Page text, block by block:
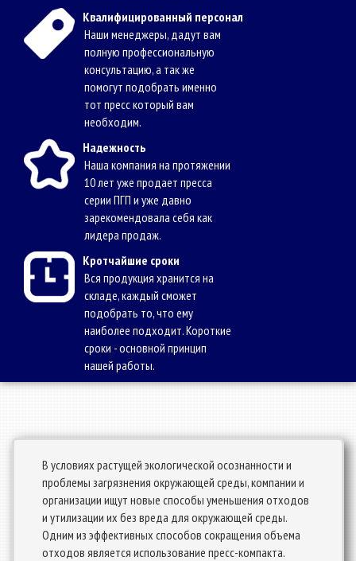
Квалифицированный персонал
Наши менеджеры, дадут вам
полную профессиональную
консультацию, а так же
помогут подобрать именно
тот пресс который вам
необходим.
Надежность
Наша компания на протяжении
10 лет уже продает пресса
серии ПГП и уже давно
зарекомендовала себя как
лидера продаж.
Кротчайшие сроки
Вся продукция хранится на
складе, каждый сможет
подобрать то, что ему
наиболее подходит. Короткие
сроки - основной принцип
нашей работы.
В условиях растущей экологической осознанности и
проблемы загрязнения окружающей среды, компании и
организации ищут новые способы уменьшения отходов
и утилизации их без вреда для окружающей среды.
Одним из эффективных способов сокращения объема
отходов является использование пресс-компакта.